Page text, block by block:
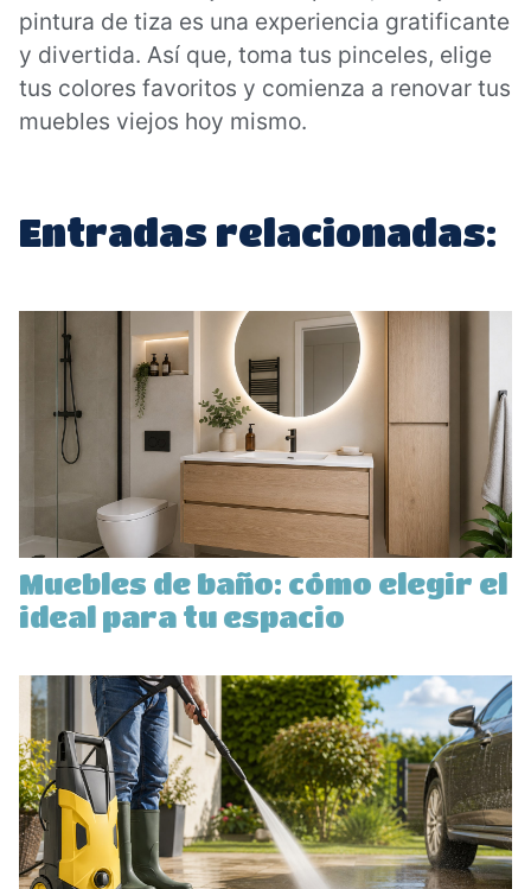
pintura de tiza es una experiencia gratificante
y divertida. Así que, toma tus pinceles, elige
tus colores favoritos y comienza a renovar tus
muebles viejos hoy mismo.
Entradas relacionadas:
Muebles de baño: cómo elegir el
ideal para tu espacio